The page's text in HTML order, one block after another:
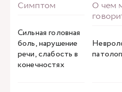
Сильная головная
боль, нарушение
речи, слабость в
конечностях